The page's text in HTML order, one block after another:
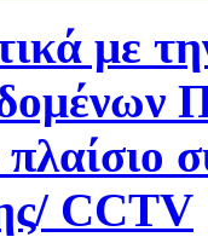
με
CCTV